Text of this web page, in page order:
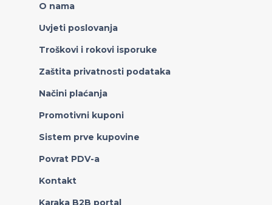
O nama
Uvjeti poslovanja
Troškovi i rokovi isporuke
Zaštita privatnosti podataka
Načini plaćanja
Promotivni kuponi
Sistem prve kupovine
Povrat PDV-a
Kontakt
Karaka B2B portal